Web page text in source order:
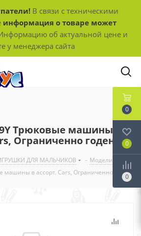
В связи с техническими
информация о товаре может
об актуальной цене и
у менеджера сайта
Трюковые машины в
Ограниченно годен
ДЛЯ МАЛЬЧИКОВ - Модели
машины в ассорт. Cars, Ограниченно годен
0
0
0